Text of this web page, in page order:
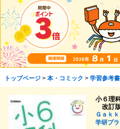
トップページ> 本・コミック > 学習参考書
小６理
改訂
Ｇａｋ
学研プ